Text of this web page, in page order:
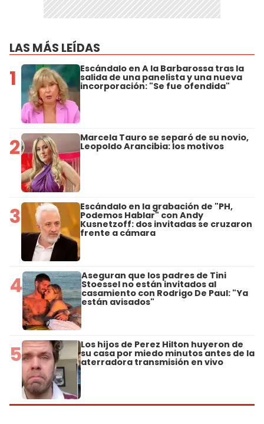
LAS MÁS LEÍDAS
1 Escándalo en A la Barbarossa tras la
salida de una panelista y una nueva
incorporación: "Se fue ofendida"
2 Marcela Tauro se separó de su novio,
Leopoldo Arancibia: los motivos
3 Escándalo en la grabación de "PH,
Podemos Hablar" con Andy
Kusnetzoff: dos invitadas se cruzaron
frente a cámara
4 Aseguran que los padres de Tini
Stoessel no están invitados al
casamiento con Rodrigo De Paul: "Ya
están avisados"
5 Los hijos de Perez Hilton huyeron de
su casa por miedo minutos antes de la
aterradora transmisión en vivo